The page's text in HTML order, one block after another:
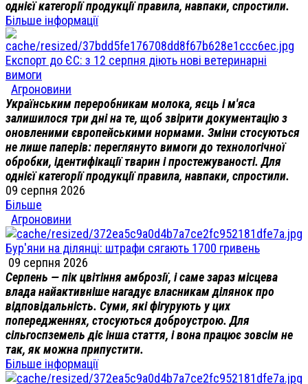
однієї категорії продукції правила, навпаки, спростили.
Більше інформації
Експорт до ЄС: з 12 серпня діють нові ветеринарні
вимоги
Агроновини
Українським переробникам молока, яєць і м'яса
залишилося три дні на те, щоб звірити документацію з
оновленими європейськими нормами. Зміни стосуються
не лише паперів: переглянуто вимоги до технологічної
обробки, ідентифікації тварин і простежуваності. Для
однієї категорії продукції правила, навпаки, спростили.
09 серпня 2026
Більше
Агроновини
Бур'яни на ділянці: штрафи сягають 1700 гривень
09 серпня 2026
Серпень — пік цвітіння амброзії, і саме зараз місцева
влада найактивніше нагадує власникам ділянок про
відповідальність. Суми, які фігурують у цих
попередженнях, стосуються доброустрою. Для
сільгоспземель діє інша стаття, і вона працює зовсім не
так, як можна припустити.
Більше інформації